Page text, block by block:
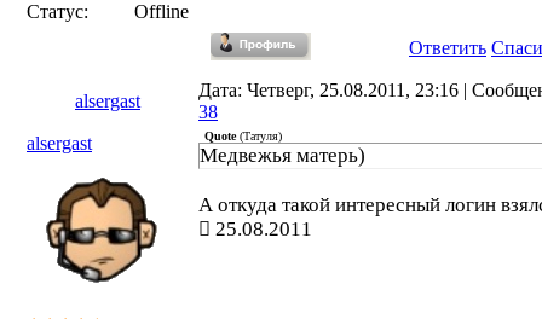
Статус:
Offline
Ответить
alsergast
Дата: Четверг, 25.08.2011, 23:16 |
38
alsergast
Quote(Татуля)
Медвежья матерь)
А откуда такой интересный логин
25.08.2011